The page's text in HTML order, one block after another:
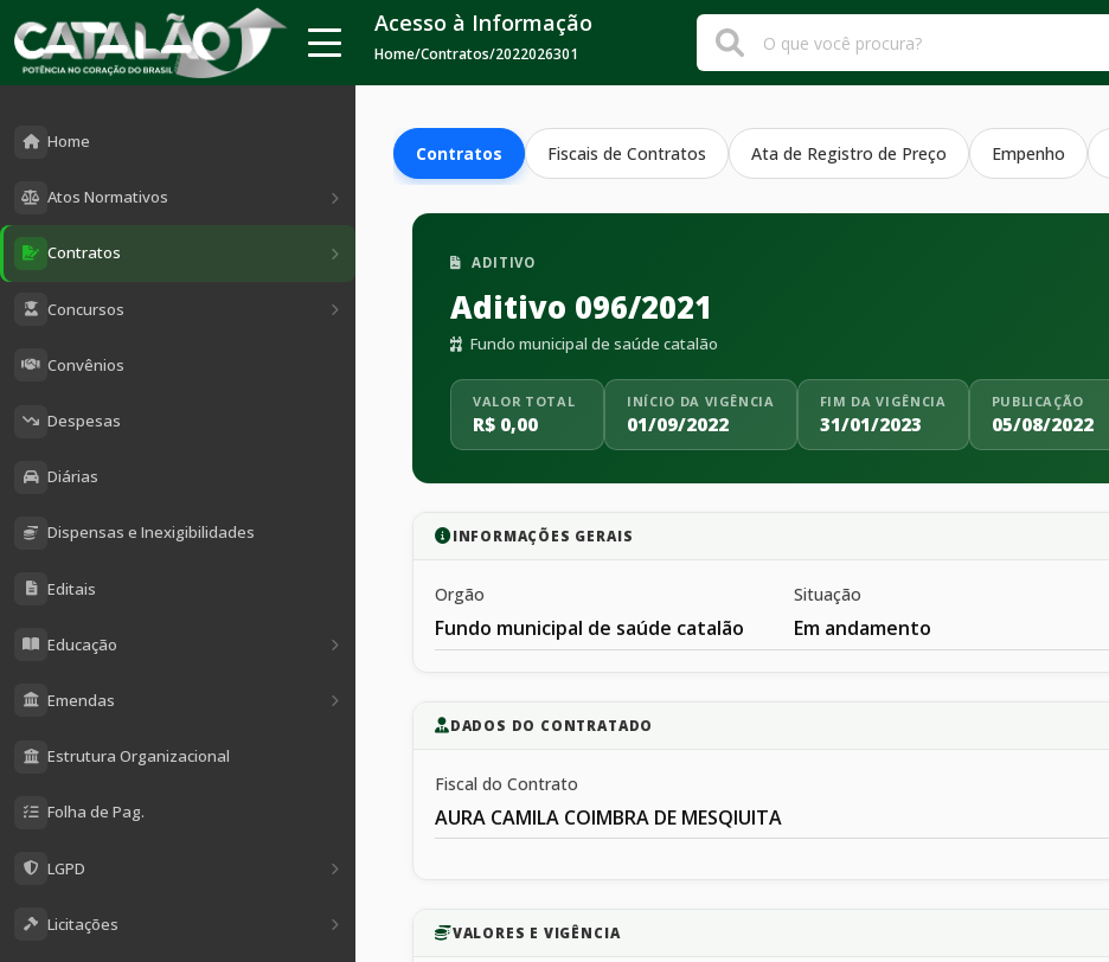
Home
Atos Normativos
Contratos
Concursos
Convênios
Despesas
Diárias
Dispensas e Inexigibilidades
Editais
Educação
Emendas
Estrutura Organizacional
Folha de Pag.
LGPD
Licitações
Acesso à Informação
Home/Contratos/2022026301
Contratos Fiscais de Contratos Ata de Registro de Preço Empenho
ADITIVO
Aditivo 096/2021
Fundo municipal de saúde catalão
VALOR TOTAL
R$ 0,00
INÍCIO DA VIGÊNCIA
01/09/2022
FIM DA VIGÊNCIA
31/01/2023
PUBLICAÇÃO
05/08/2022
INFORMAÇÕES GERAIS
Orgão
Fundo municipal de saúde catalão
Situação
Em andamento
DADOS DO CONTRATADO
Fiscal do Contrato
AURA CAMILA COIMBRA DE MESQIUITA
VALORES E VIGÊNCIA